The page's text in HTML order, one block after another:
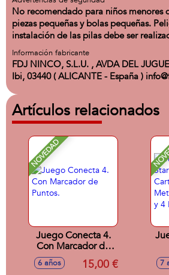
No recomendado para niños menores
piezas pequeñas y bolas pequeñas.
instalación de las pilas debe ser
Información fabricante
FDJ NINCO, S.L.U. , AVDA DEL
Ibi, 03440 ( ALICANTE - España )
Artículos relacionados
NOVEDAD
Juego Conecta 4.
Con Marcador de
Puntos.
6 años 15,00 € 7